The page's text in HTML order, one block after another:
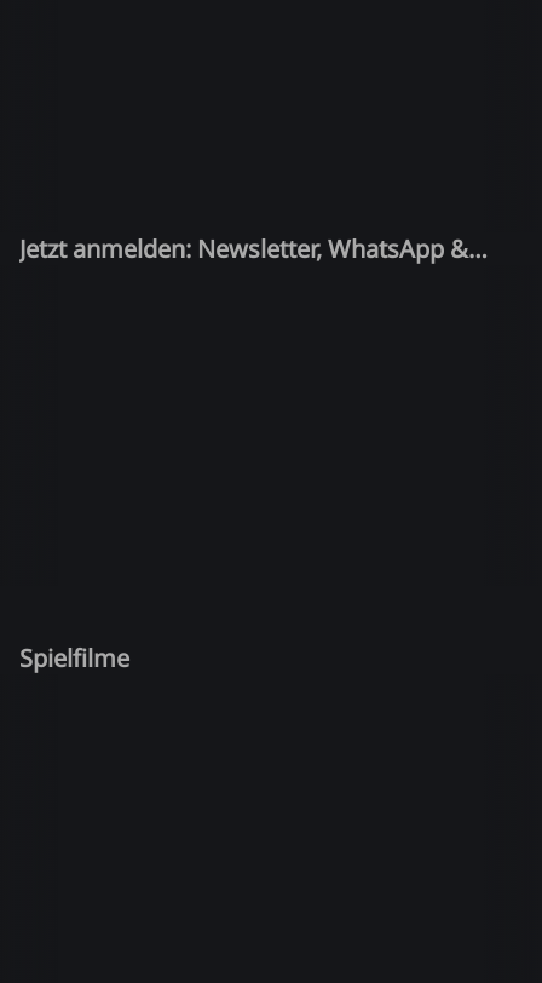
Jetzt anmelden: Newsletter, WhatsApp &
Spielfilme